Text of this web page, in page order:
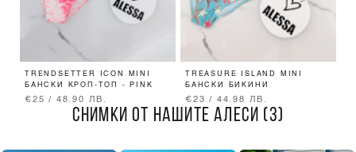
TRENDSETTER ICON MINI
БАНСКИ КРОП-ТОП - PINK
€25 / 48.90 ЛВ.
TREASURE ISLAND MINI
БАНСКИ БИКИНИ
€23 / 44.98 ЛВ.
СНИМКИ ОТ НАШИТЕ АЛЕСИ (3)